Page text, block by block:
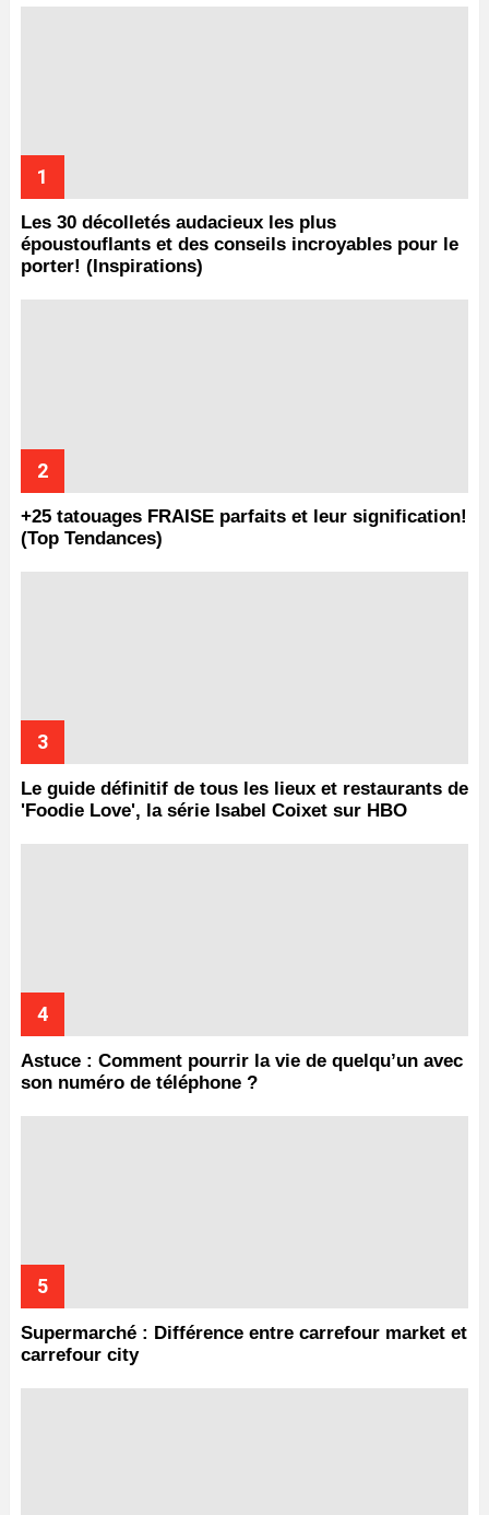
Les 30 décolletés audacieux les plus
époustouflants et des conseils incroyables pour le
porter! (Inspirations)
+25 tatouages ​​FRAISE parfaits et leur signification!
(Top Tendances)
Le guide définitif de tous les lieux et restaurants de
'Foodie Love', la série Isabel Coixet sur HBO
Astuce : Comment pourrir la vie de quelqu’un avec
son numéro de téléphone ?
Supermarché : Différence entre carrefour market et
carrefour city